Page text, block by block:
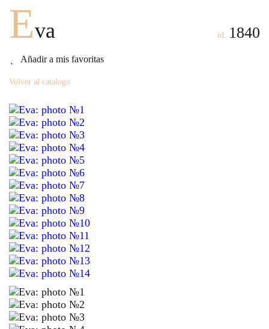
Eva
Añadir a mis favoritas
id: 1840
Volver al catalogo